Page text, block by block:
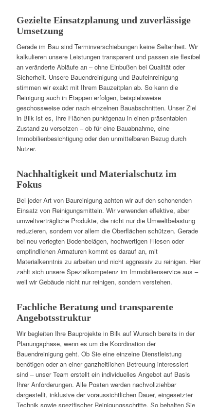
Gezielte Einsatzplanung und zuverlässige
Umsetzung
Gerade im Bau sind Terminverschiebungen keine Seltenheit. Wir
kalkulieren unsere Leistungen transparent und passen sie flexibel
an veränderte Abläufe an – ohne Einbußen bei Qualität oder
Sicherheit. Unsere Bauendreinigung und Baufeinreinigung
stimmen wir exakt mit Ihrem Bauzeitplan ab. So kann die
Reinigung auch in Etappen erfolgen, beispielsweise
geschossweise oder nach einzelnen Bauabschnitten. Unser Ziel
in Bilk ist es, Ihre Flächen punktgenau in einen präsentablen
Zustand zu versetzen – ob für eine Bauabnahme, eine
Immobilienbesichtigung oder den unmittelbaren Bezug durch
Nutzer.
Nachhaltigkeit und Materialschutz im
Fokus
Bei jeder Art von Baureinigung achten wir auf den schonenden
Einsatz von Reinigungsmitteln. Wir verwenden effektive, aber
umweltverträgliche Produkte, die nicht nur die Umweltbelastung
reduzieren, sondern vor allem die Oberflächen schützen. Gerade
bei neu verlegten Bodenbelägen, hochwertigen Fliesen oder
empfindlichen Armaturen kommt es darauf an, mit
Materialkenntnis zu arbeiten und nicht aggressiv zu reinigen. Hier
zahlt sich unsere Spezialkompetenz im Immobilienservice aus –
weil wir Gebäude nicht nur reinigen, sondern verstehen.
Fachliche Beratung und transparente
Angebotsstruktur
Wir begleiten Ihre Bauprojekte in Bilk auf Wunsch bereits in der
Planungsphase, wenn es um die Koordination der
Bauendreinigung geht. Ob Sie eine einzelne Dienstleistung
benötigen oder an einer ganzheitlichen Betreuung interessiert
sind – unser Team erstellt ein individuelles Angebot auf Basis
Ihrer Anforderungen. Alle Posten werden nachvollziehbar
dargestellt, inklusive der voraussichtlichen Dauer, eingesetzter
Technik sowie spezifischer Reinigungsschritte. So behalten Sie